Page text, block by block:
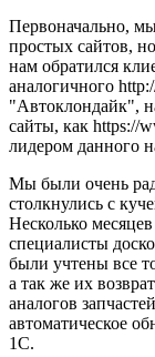
Первоначально,
простых сайтов,
нам обратился
аналогичного
"Автоклондайк",
сайты, как https://
лидером данного
Мы были очень
столкнулись с
Несколько
специалисты
были учтены все
а так же их
аналогов
автоматическое
1C.